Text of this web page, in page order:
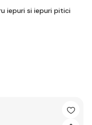
iepuri si iepuri pitici